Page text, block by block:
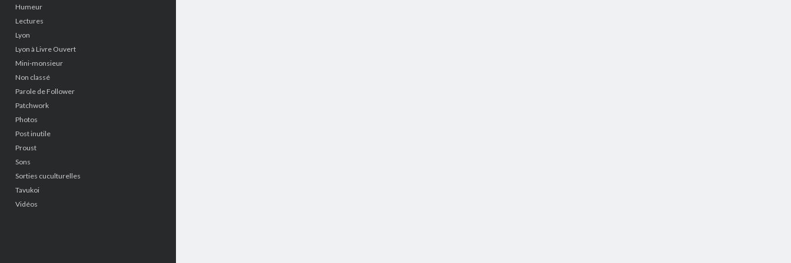
Humeur
Lectures
Lyon
Lyon à Livre Ouvert
Mini-monsieur
Non classé
Parole de Follower
Patchwork
Photos
Post inutile
Proust
Sons
Sorties cuculturelles
Tavukoi
Vidéos